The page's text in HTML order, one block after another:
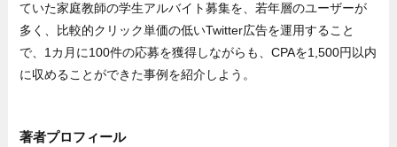
ていた家庭教師の学生アルバイト募集を、若年層のユーザーが
多く、比較的クリック単価の低いTwitter広告を運用すること
で、1カ月に100件の応募を獲得しながらも、CPAを1,500円以内
に収めることができた事例を紹介しよう。
著者プロフィール